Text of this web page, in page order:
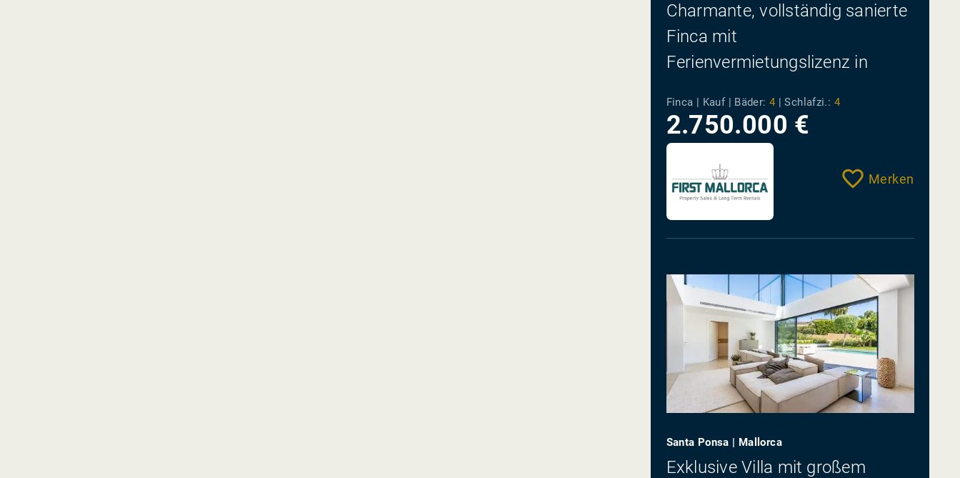
Charmante, vollständig sanierte
Finca mit
Ferienvermietungslizenz in
Finca | Kauf | Bäder: 4 |Schlafzi.: 4
2.750.000 €
Merken
Santa Ponsa | Mallorca
Exklusive Villa mit großem